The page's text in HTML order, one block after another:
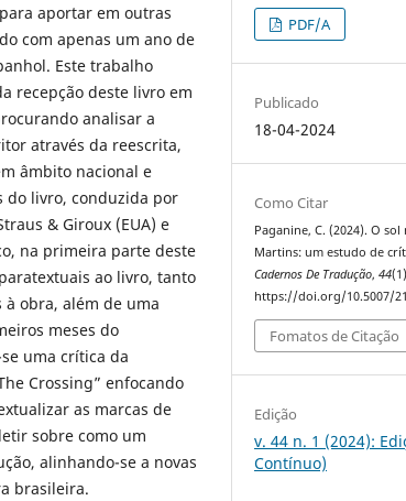
aportar em outras
com apenas um ano de
Este trabalho
recepção deste livro em
analisar a
através da reescrita,
âmbito nacional e
do livro, conduzida por
& Giroux (EUA) e
na primeira parte deste
ao livro, tanto
obra, além de uma
meses do
uma crítica da
Crossing” enfocando
as marcas de
sobre como um
alinhando-se a novas
brasileira.
PDF/A
Publicado
18-04-2024
Como Citar
Paganine, C. (2024). O sol
Martins: um estudo de
Cadernos De Tradução,44
https://doi.org/10.5007/
Fomatos de Citação
Edição
v. 44 n. 1 (2024):
Contínuo)